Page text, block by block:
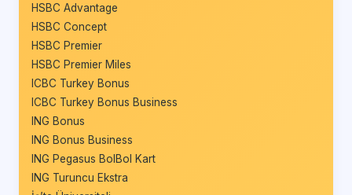
HSBC Advantage
HSBC Concept
HSBC Premier
HSBC Premier Miles
ICBC Turkey Bonus
ICBC Turkey Bonus Business
ING Bonus
ING Bonus Business
ING Pegasus BolBol Kart
ING Turuncu Ekstra